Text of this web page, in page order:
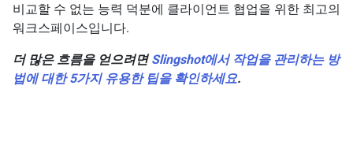
비교할 수 없는 능력 덕분에 클라이언트 협업을 위한 최고의
워크스페이스입니다.
더 많은 흐름을 얻으려면 Slingshot에서 작업을 관리하는 방
법에 대한 5가지 유용한 팁을 확인하세요.